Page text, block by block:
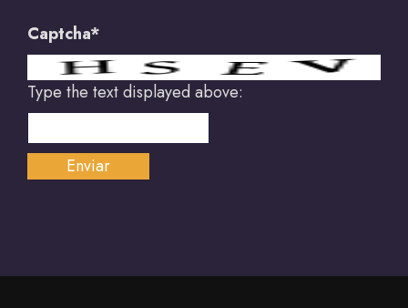
Captcha*
Type the text displayed above: